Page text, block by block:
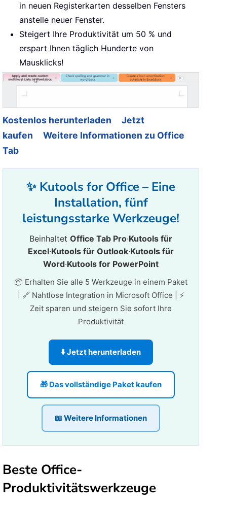
in neuen Registerkarten desselben Fensters
anstelle neuer Fenster.
Steigert Ihre Produktivität um 50 % und
erspart Ihnen täglich Hunderte von
Mausklicks!
Kostenlos herunterladen
Jetzt
kaufen
Weitere Informationen zu Office
Tab
✨ Kutools for Office – Eine
Installation, fünf
leistungsstarke Werkzeuge!
Beinhaltet Office Tab Pro·Kutools für
Excel·Kutools für Outlook·Kutools für
Word·Kutools for PowerPoint
📦 Erhalten Sie alle 5 Werkzeuge in einem Paket
| 🔗 Nahtlose Integration in Microsoft Office | ⚡
Zeit sparen und steigern Sie sofort Ihre
Produktivität
⬇️ Jetzt herunterladen
🎁 Das vollständige Paket kaufen
📖 Weitere Informationen
Beste Office-
Produktivitätswerkzeuge